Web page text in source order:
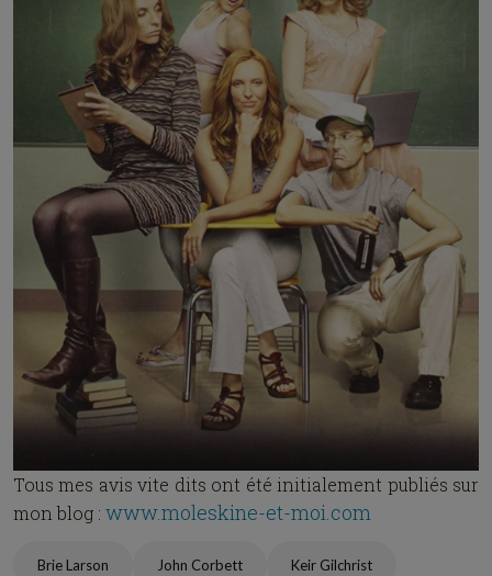
Tous mes avis vite dits ont été initialement publiés sur
mon blog : www.moleskine-et-moi.com
Brie Larson John Corbett Keir Gilchrist